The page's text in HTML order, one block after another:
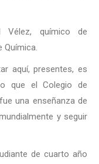
Vélez, químico de
aquí, presentes, es
que el Colegio de
una enseñanza de
y seguir
de cuarto año